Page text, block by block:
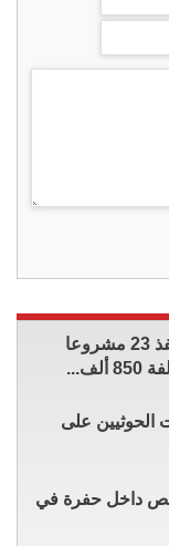
“أشغال المفرق” تنفذ 23 مشروعا
الحوثيين على
داخل حفرة في